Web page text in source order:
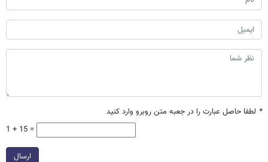
* لطفا حاصل عبارت را در جعبه متن روبرو وارد کنید
1 + 15 =
ارسال